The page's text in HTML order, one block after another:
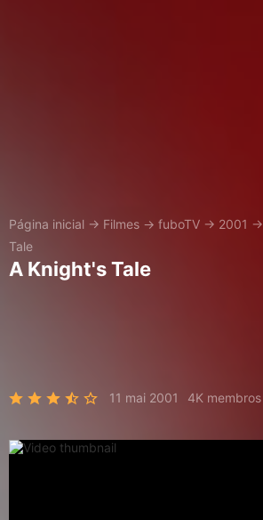
Página inicial → Filmes → fuboTV → 2001 →
Tale
A Knight's Tale
11 mai 2001 4K membros